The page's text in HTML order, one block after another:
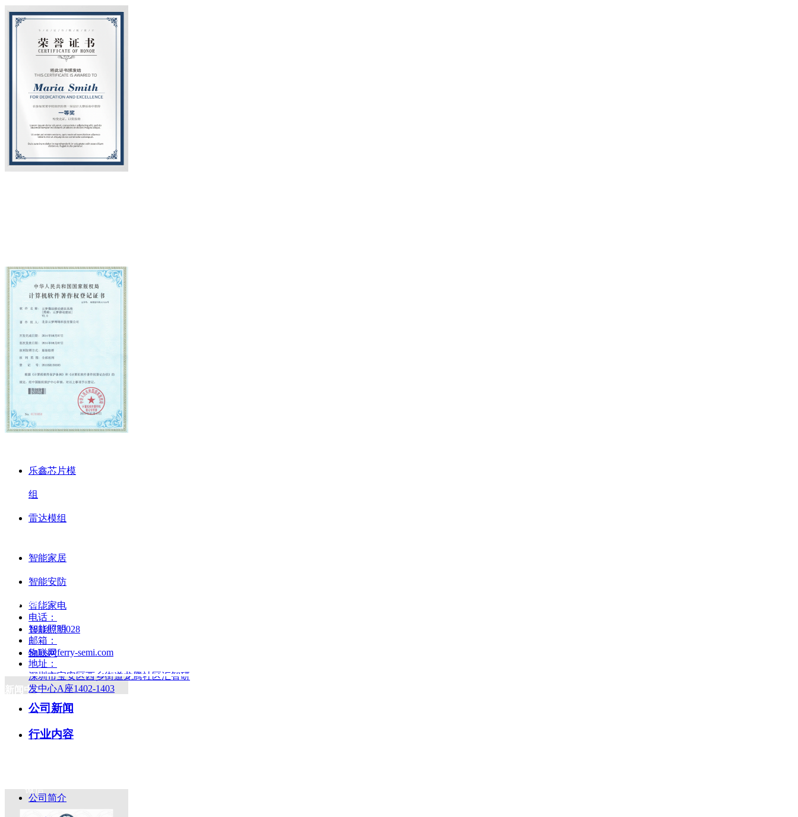
证书简单文字介绍
证书简单文字介绍
证书简单文字介绍
乐鑫芯片模
组
雷达模组
智能家居
智能安防
智能家电
智能照明
物联网
新闻中心
公司新闻
行业内容
公司简介
联系我们
电话：
18118739028
邮箱：
Sales@ferry-semi.com
地址：
深圳市宝安区西乡街道龙腾社区汇智研
发中心A座1402-1403
微信